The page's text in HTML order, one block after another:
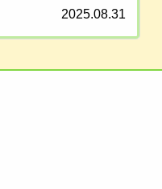
2025.08.31